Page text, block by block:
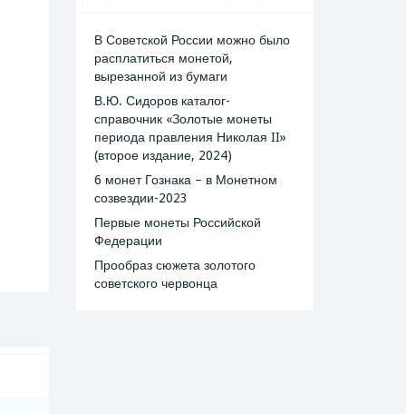
В Советской России можно было
расплатиться монетой,
вырезанной из бумаги
В.Ю. Сидоров каталог-
справочник «Золотые монеты
периода правления Николая II»
(второе издание, 2024)
6 монет Гознака – в Монетном
созвездии-2023
Первые монеты Российской
Федерации
Прообраз сюжета золотого
советского червонца